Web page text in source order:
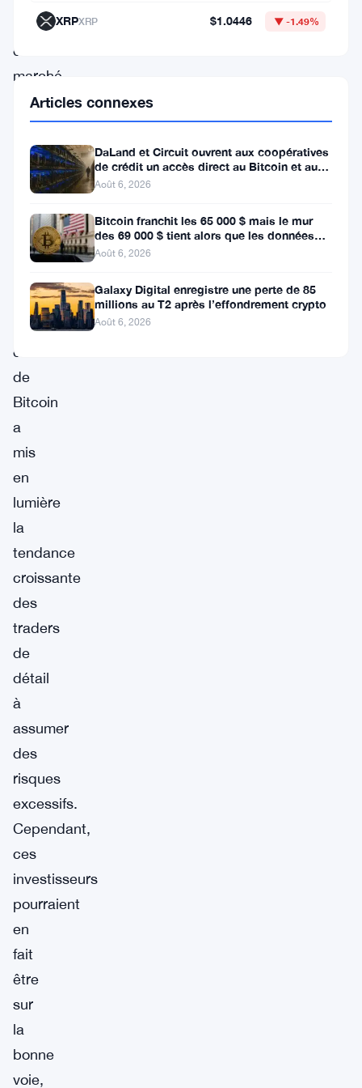
incertitudes
du
marché.
Une
analyse
récente
d’AMBCrypto
profondeur
carnet
commandes
de
Bitcoin
a
mis
en
lumière
la
tendance
croissante
des
traders
de
détail
à
assumer
des
risques
excessifs.
Cependant,
ces
investisseurs
pourraient
en
fait
être
sur
la
bonne
voie,
XRPXRP $1.0446 ▼ -1.49%
Articles connexes
DaLand et Circuit ouvrent aux coopératives
de crédit un accès direct au Bitcoin et aux
actifs numériques
Août 6, 2026
Bitcoin franchit les 65 000 $ mais le mur
des 69 000 $ tient alors que les données
sur l’emploi se profilent
Août 6, 2026
Galaxy Digital enregistre une perte de 85
millions au T2 après l’effondrement crypto
Août 6, 2026